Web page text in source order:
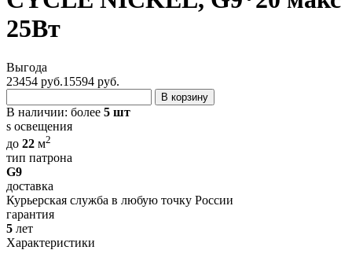
25Вт
Выгода
23454 руб.15594 руб.
В корзину
В наличии: более 5 шт
s освещения
до 22 м2
тип патрона
G9
доставка
Курьерская служба в любую точку России
гарантия
5 лет
Характеристики